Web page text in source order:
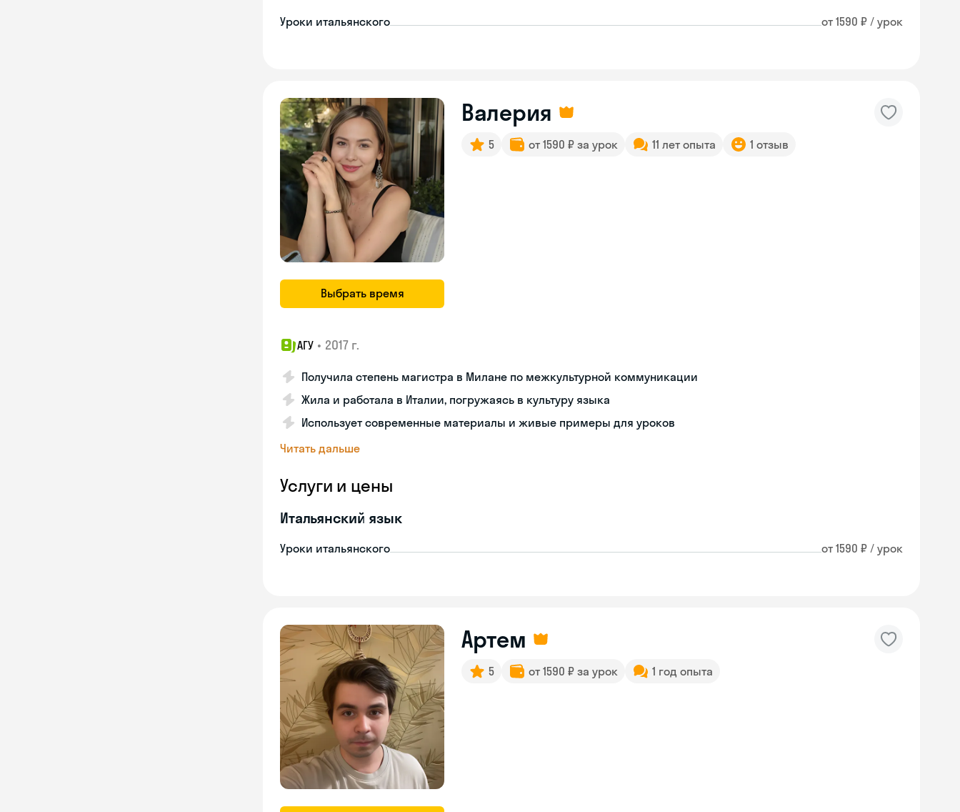
Уроки итальянского от 1590 ₽ / урок
Выбрать время
Валерия
5 от 1590 ₽ за урок 11 лет опыта 1 отзыв
АГУ • 2017 г.
Получила степень магистра в Милане по межкультурной коммуникации
Жила и работала в Италии, погружаясь в культуру языка
Использует современные материалы и живые примеры для уроков
Читать дальше
Услуги и цены
Итальянский язык
Уроки итальянского от 1590 ₽ / урок
Артем
5 от 1590 ₽ за урок 1 год опыта